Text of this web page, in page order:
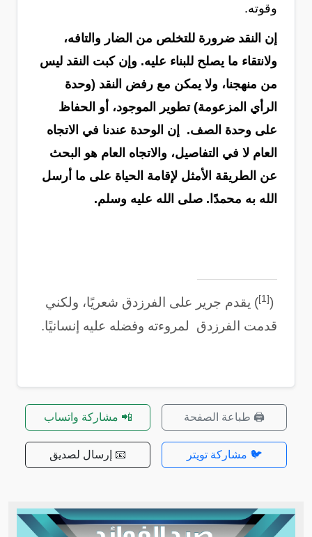
وقوته.
إن النقد ضرورة للتخلص من الضار والتافه،
ولانتقاء ما يصلح للبناء عليه. وإن كبت النقد ليس
من منهجنا، ولا يمكن مع رفض النقد (وحدة
الرأي المزعومة) تطوير الموجود، أو الحفاظ
على وحدة الصف. إن الوحدة عندنا في الاتجاه
العام لا في التفاصيل، والاتجاه العام هو البحث
عن الطريقة الأمثل لإقامة الحياة على ما أرسل
الله به محمدًا. صلى الله عليه وسلم.
([1])
يقدم جرير على الفرزدق شعريًا، ولكني
قدمت الفرزدق لمروءته وفضله عليه إنسانيًا.
🖨️ طباعة الصفحة 📲 مشاركة واتساب
🐦 مشاركة تويتر 📧 إرسال لصديق